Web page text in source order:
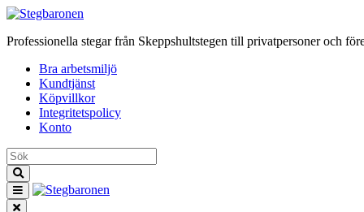
Professionella stegar från Skeppshultstegen till privatpersoner och
Bra arbetsmiljö
Kundtjänst
Köpvillkor
Integritetspolicy
Konto